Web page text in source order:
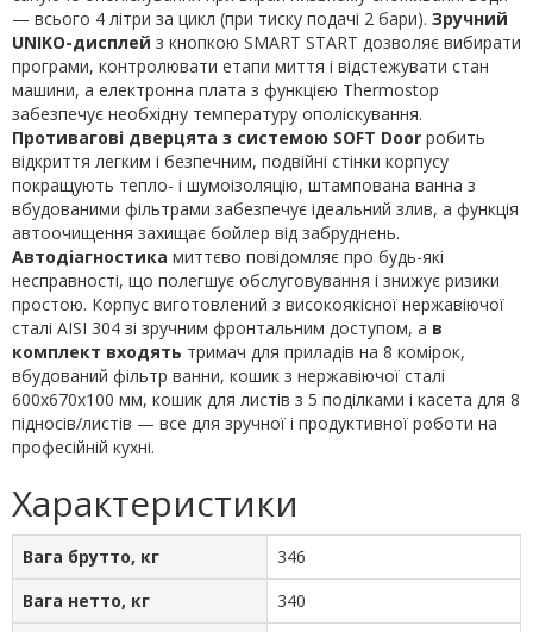
— всього 4 літри за цикл (при тиску подачі 2 бари). Зручний
UNIKO-дисплей з кнопкою SMART START дозволяє вибирати
програми, контролювати етапи миття і відстежувати стан
машини, а електронна плата з функцією Thermostop
забезпечує необхідну температуру ополіскування.
Противагові дверцята з системою SOFT Door робить
відкриття легким і безпечним, подвійні стінки корпусу
покращують тепло- і шумоізоляцію, штампована ванна з
вбудованими фільтрами забезпечує ідеальний злив, а функція
автоочищення захищає бойлер від забруднень.
Автодіагностика миттєво повідомляє про будь-які
несправності, що полегшує обслуговування і знижує ризики
простою. Корпус виготовлений з високоякісної нержавіючої
сталі AISI 304 зі зручним фронтальним доступом, а в
комплект входять тримач для приладів на 8 комірок,
вбудований фільтр ванни, кошик з нержавіючої сталі
600х670х100 мм, кошик для листів з 5 поділками і касета для 8
підносів/листів — все для зручної і продуктивної роботи на
професійній кухні.
Характеристики
Вага брутто, кг
346
Вага нетто, кг
340